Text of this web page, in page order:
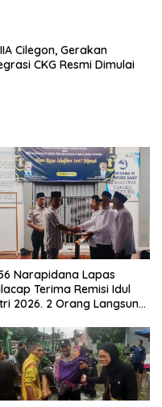
Cilegon, Gerakan
CKG Resmi Dimulai
Narapidana Lapas
Terima Remisi Idul
2026. 2 Orang Langsung